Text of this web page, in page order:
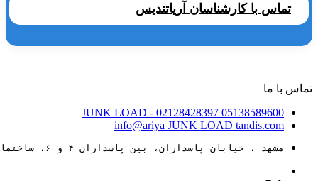
تماس با کارشناسان آریاتندیس
تماس با ما
05138589600
JUNK LOAD - 02128428397
info@ariya JUNK LOAD tandis.com
مشهد ، خیابان پاسداران، بین پاسداران ۴ و ۶، ساختمان ۸۸